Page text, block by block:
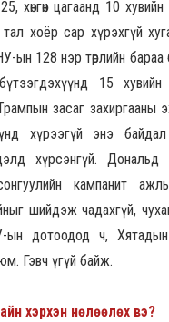
хөнгөн цагаанд 10
хоёр сар хүрэхгүй
ын 128 нэр төрлийн бараа
15 хувийн
засаг захиргааны
хүрээгүй энэ
хүрсэнгүй.
сонгуулийн кампанит
шийдэж чадахгүй,
ын дотоодод ч,
Гэвч үгүй байж.
хэрхэн нөлөөлөх вэ?